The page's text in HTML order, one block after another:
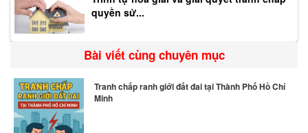
quyền sử...
Bài viết cùng chuyên mục
Tranh chấp ranh giới đất đai tại Thành Phố Hồ Chí
Minh